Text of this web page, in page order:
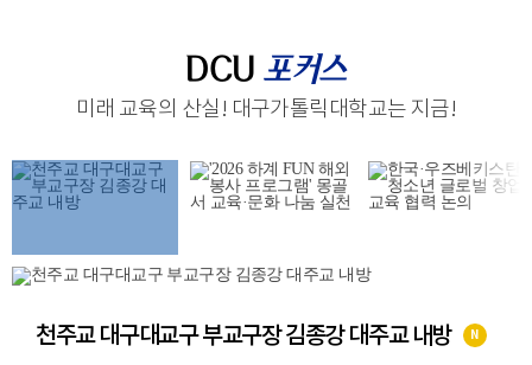
DCU 포커스
미래 교육의 산실 ! 대구가톨릭대학교는 지금!
천주교 대구대교구 부교구장 김종강 대주교 내방 N